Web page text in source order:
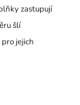
zastupují
šlí
jejich